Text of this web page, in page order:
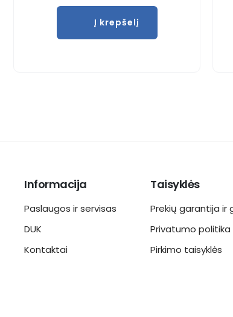
Į krepšelį
Informacija
Paslaugos ir servisas
DUK
Kontaktai
Taisyklės
Prekių garantija ir
Privatumo politika
Pirkimo taisyklės